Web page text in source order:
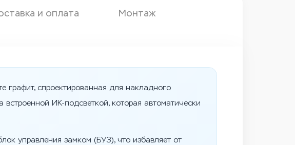
и оплата Монтаж
графит, спроектированная для накладного
ИК-подсветкой, которая автоматически
управления замком (БУЗ), что избавляет от